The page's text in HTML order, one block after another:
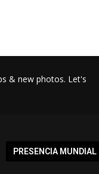
& new photos. Let's
PRESENCIA MUNDIAL